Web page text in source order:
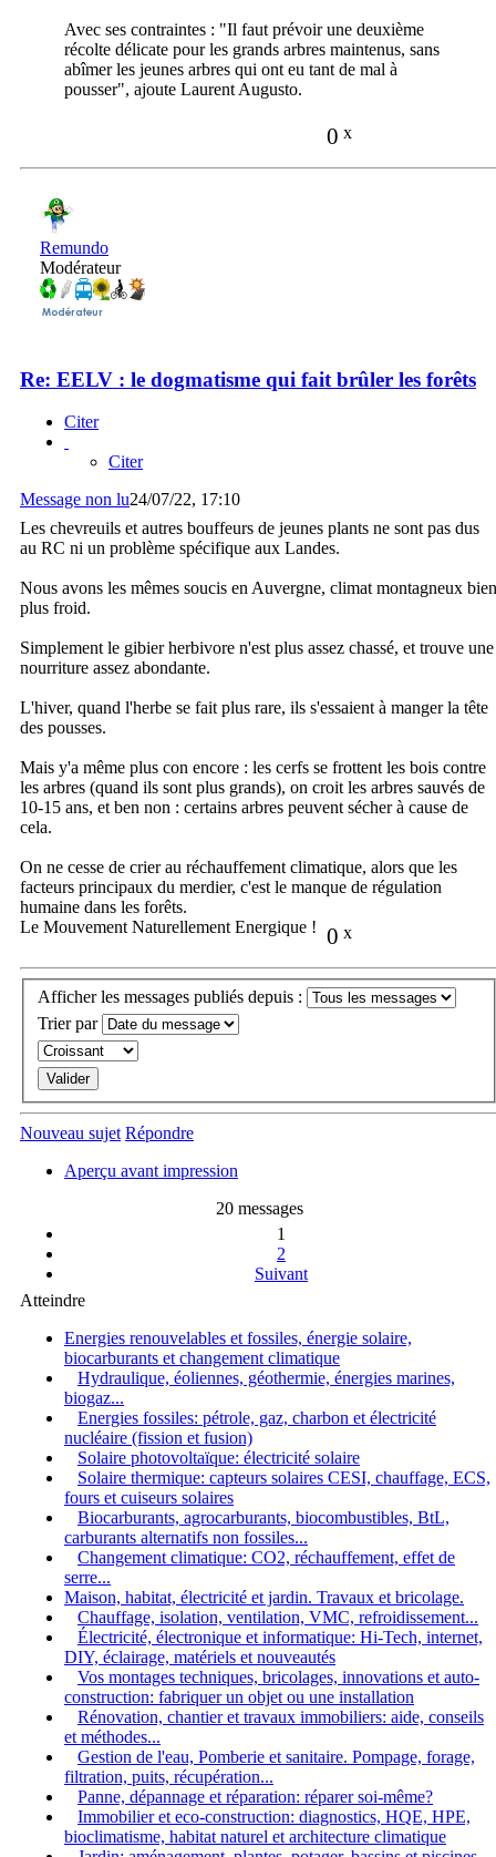
Avec ses contraintes : "Il faut prévoir une deuxième
récolte délicate pour les grands arbres maintenus, sans
abîmer les jeunes arbres qui ont eu tant de mal à
pousser", ajoute Laurent Augusto.
0 x
Remundo
Modérateur
Re: EELV : le dogmatisme qui fait brûler les forêts
Citer
Citer
Message non lu24/07/22, 17:10
Les chevreuils et autres bouffeurs de jeunes plants ne sont pas dus
au RC ni un problème spécifique aux Landes.
Nous avons les mêmes soucis en Auvergne, climat montagneux bien
plus froid.
Simplement le gibier herbivore n'est plus assez chassé, et trouve une
nourriture assez abondante.
L'hiver, quand l'herbe se fait plus rare, ils s'essaient à manger la tête
des pousses.
Mais y'a même plus con encore : les cerfs se frottent les bois contre
les arbres (quand ils sont plus grands), on croit les arbres sauvés de
10-15 ans, et ben non : certains arbres peuvent sécher à cause de
cela.
On ne cesse de crier au réchauffement climatique, alors que les
facteurs principaux du merdier, c'est le manque de régulation
humaine dans les forêts.
0 x
Le Mouvement Naturellement Energique !
Afficher les messages publiés depuis :
Trier par
Nouveau sujet Répondre
Aperçu avant impression
20 messages
1
2
Suivant
Atteindre
Energies renouvelables et fossiles, énergie solaire,
biocarburants et changement climatique
Hydraulique, éoliennes, géothermie, énergies marines,
biogaz...
Energies fossiles: pétrole, gaz, charbon et électricité
nucléaire (fission et fusion)
Solaire photovoltaïque: électricité solaire
Solaire thermique: capteurs solaires CESI, chauffage, ECS,
fours et cuiseurs solaires
Biocarburants, agrocarburants, biocombustibles, BtL,
carburants alternatifs non fossiles...
Changement climatique: CO2, réchauffement, effet de
serre...
Maison, habitat, électricité et jardin. Travaux et bricolage.
Chauffage, isolation, ventilation, VMC, refroidissement...
Électricité, électronique et informatique: Hi-Tech, internet,
DIY, éclairage, matériels et nouveautés
Vos montages techniques, bricolages, innovations et auto-
construction: fabriquer un objet ou une installation
Rénovation, chantier et travaux immobiliers: aide, conseils
et méthodes...
Gestion de l'eau, Pomberie et sanitaire. Pompage, forage,
filtration, puits, récupération...
Panne, dépannage et réparation: réparer soi-même?
Immobilier et eco-construction: diagnostics, HQE, HPE,
bioclimatisme, habitat naturel et architecture climatique